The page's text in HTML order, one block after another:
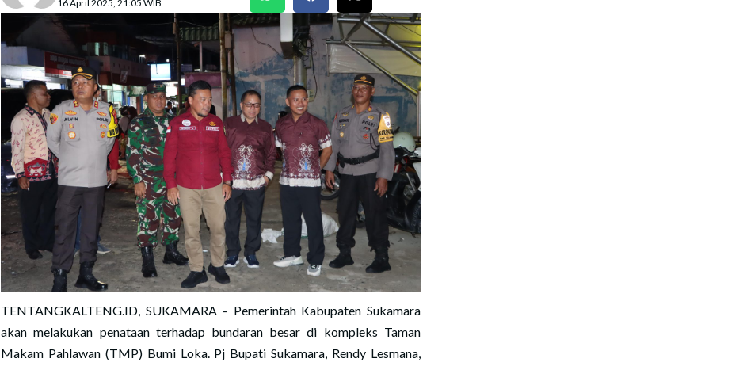
16 April 2025, 21:05 WIB
TENTANGKALTENG.ID, SUKAMARA – Pemerintah Kabupaten Sukamara
akan melakukan penataan terhadap bundaran besar di kompleks Taman
Makam Pahlawan (TMP) Bumi Loka. Pj Bupati Sukamara, Rendy Lesmana,